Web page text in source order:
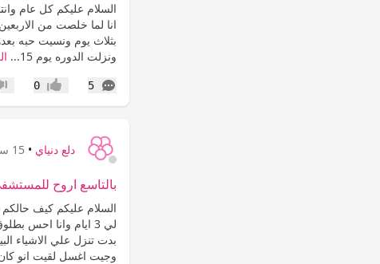
السلام عليكم كل عام
انا لما خلصت من
بثلاث يوم ونسيت حبه
ونزلت الدوره يوم 15...
5
التعليقات إعجاب0
دلع دنياي • 15 سنة
بالتاسع اروح
لي 3 ايام وانا
بدت تنزل علي الاشياء
وجيت اغسل لقيت انو